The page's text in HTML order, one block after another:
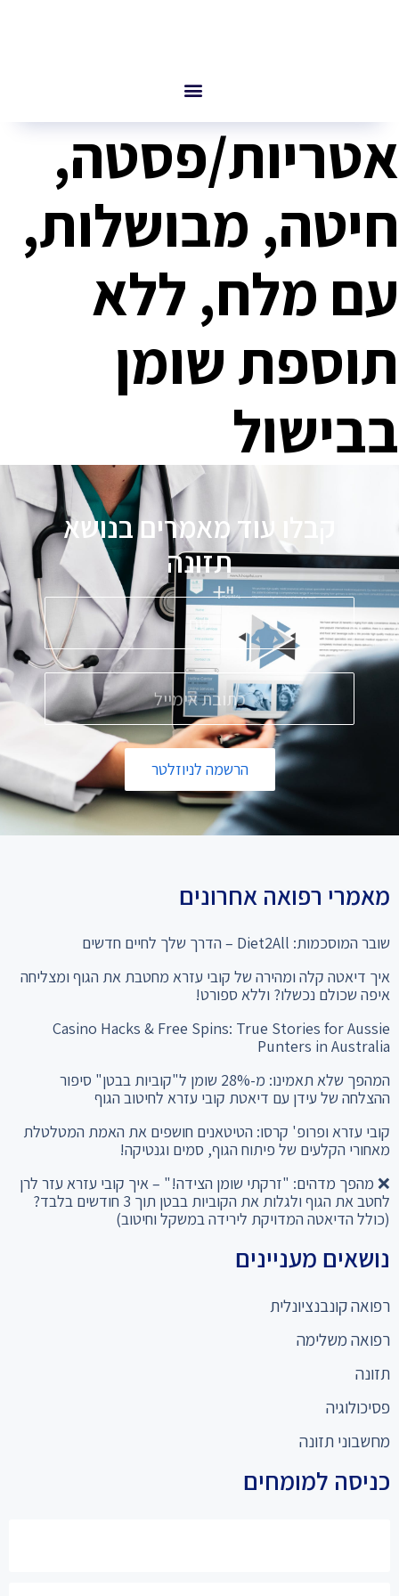
אטריות/פסטה,
חיטה, מבושלות,
עם מלח, ללא
תוספת שומן
בבישול
קבלו עוד מאמרים בנושא
תזונה
הרשמה לניוזלטר
מאמרי רפואה אחרונים
שובר המוסכמות: Diet2All – הדרך שלך לחיים חדשים
איך דיאטה קלה ומהירה של קובי עזרא מחטבת את הגוף ומצליחה
איפה שכולם נכשלו? וללא ספורט!
Casino Hacks & Free Spins: True Stories for Aussie
Punters in Australia
המהפך שלא תאמינו: מ-28% שומן ל"קוביות בבטן" סיפור
ההצלחה של עידן עם דיאטת קובי עזרא לחיטוב הגוף
קובי עזרא ופרופ' קרסו: הטיטאנים חושפים את האמת המטלטלת
מאחורי הקלעים של פיתוח הגוף, סמים וגנטיקה!
❌ מהפך מדהים: "זרקתי שומן הצידה!" – איך קובי עזרא עזר לרן
לחטב את הגוף ולגלות את הקוביות בבטן תוך 3 חודשים בלבד?
(כולל הדיאטה המדויקת לירידה במשקל וחיטוב)
נושאים מעניינים
רפואה קונבנציונלית
רפואה משלימה
תזונה
פסיכולוגיה
מחשבוני תזונה
כניסה למומחים